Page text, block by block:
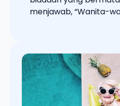
menjawab, “Wanita-